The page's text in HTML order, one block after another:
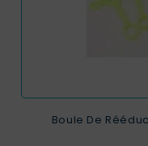
Boule De